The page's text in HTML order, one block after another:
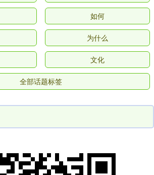
如何
为什么
文化
全部话题标签